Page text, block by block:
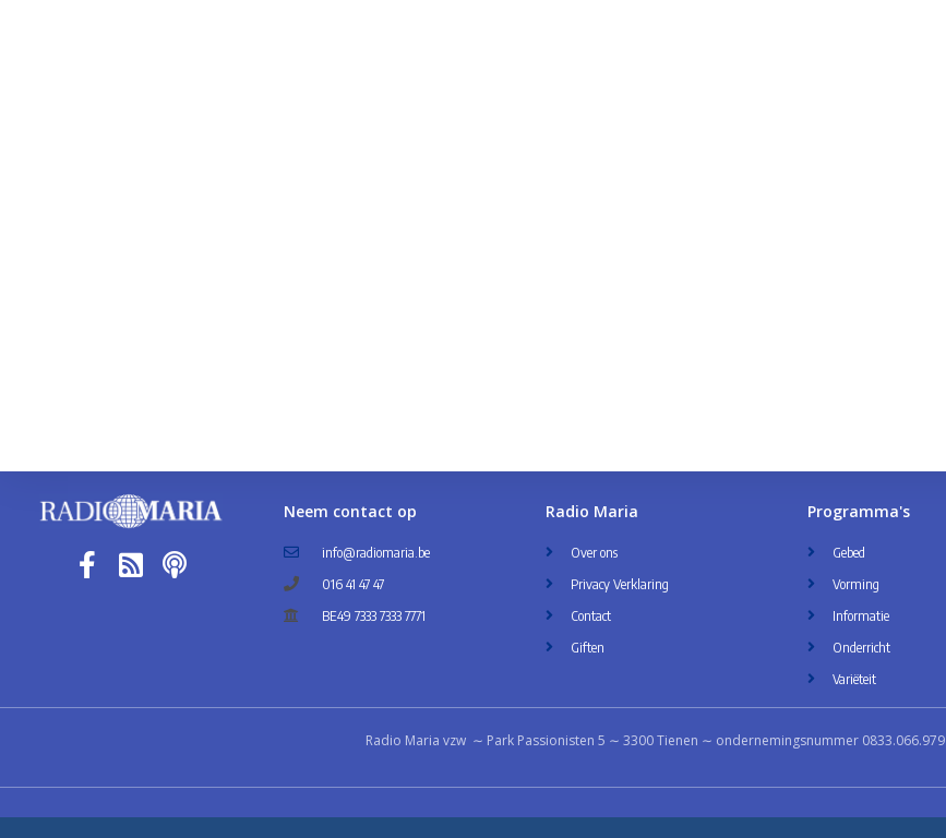
Neem contact op
info@radiomaria.be
016 41 47 47
BE49 7333 7333 7771
Radio Maria
Over ons
Privacy Verklaring
Contact
Giften
Programma's
Gebed
Vorming
Informatie
Onderricht
Variëteit
Radio Maria vzw ∼ Park Passionisten 5 ∼ 3300 Tienen ∼ ondernemingsnummer 0833.066.979